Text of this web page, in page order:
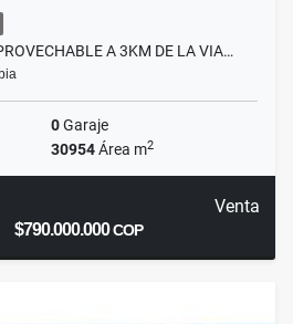
A 3KM DE LA VIA…
0Garaje
30954Área m2
Venta
$790.000.000COP